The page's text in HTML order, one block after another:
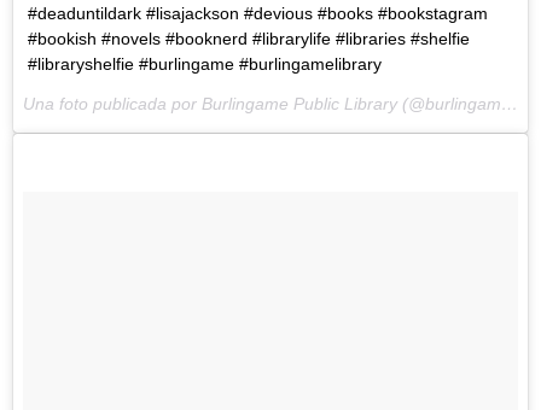
#deaduntildark #lisajackson #devious #books #bookstagram
#bookish #novels #booknerd #librarylife #libraries #shelfie
#libraryshelfie #burlingame #burlingamelibrary
Una foto publicada por Burlingame Public Library (@burlingame_library) el